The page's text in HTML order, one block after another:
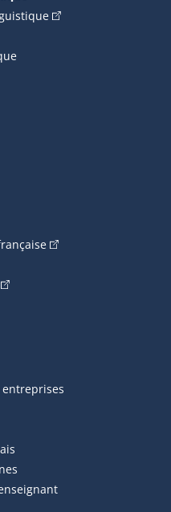
(Cet hyperlien
(Cet hyperlien
externe s'ouvrira
hyperlien externe
externe s'ouvrira dans une
externe s'ouvrira